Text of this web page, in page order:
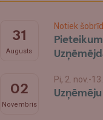
31
Augusts
Notiek šobrīd
02
Novembris
Pi, 2. nov.-